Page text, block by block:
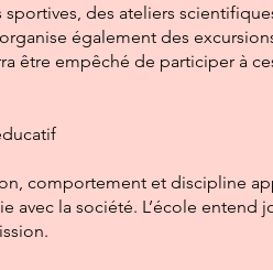
sportives, des ateliers
organise également des
être empêché de participer à
comportement et discipline
avec la société. L’école